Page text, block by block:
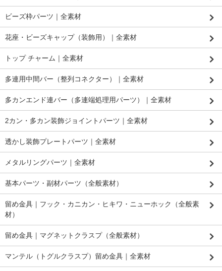
ビーズ枠パーツ｜全素材
花座・ビーズキャップ（装飾用）｜全素材
トップ チャーム｜全素材
多連用中間バー（整列コネクター）｜全素材
多カンエンド連バー（多連端処理用パーツ）｜全素材
2カン・多カン装飾ジョイントパーツ｜全素材
透かし装飾プレートパーツ｜全素材
メタルリングパーツ｜全素材
基本パーツ・副材パーツ（全般素材）
留め金具｜フック・カニカン・ヒキワ・ニューホック（全般素
材）
留め金具｜マグネットクラスプ（全般素材）
マンテル（トグルクラスプ）留め金具｜全素材